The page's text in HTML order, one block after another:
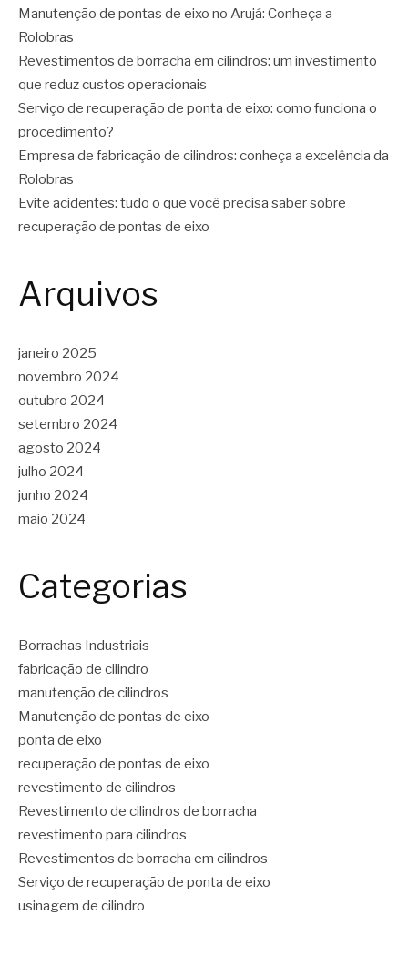
Manutenção de pontas de eixo no Arujá: Conheça a
Rolobras
Revestimentos de borracha em cilindros: um investimento
que reduz custos operacionais
Serviço de recuperação de ponta de eixo: como funciona o
procedimento?
Empresa de fabricação de cilindros: conheça a excelência da
Rolobras
Evite acidentes: tudo o que você precisa saber sobre
recuperação de pontas de eixo
Arquivos
janeiro 2025
novembro 2024
outubro 2024
setembro 2024
agosto 2024
julho 2024
junho 2024
maio 2024
Categorias
Borrachas Industriais
fabricação de cilindro
manutenção de cilindros
Manutenção de pontas de eixo
ponta de eixo
recuperação de pontas de eixo
revestimento de cilindros
Revestimento de cilindros de borracha
revestimento para cilindros
Revestimentos de borracha em cilindros
Serviço de recuperação de ponta de eixo
usinagem de cilindro